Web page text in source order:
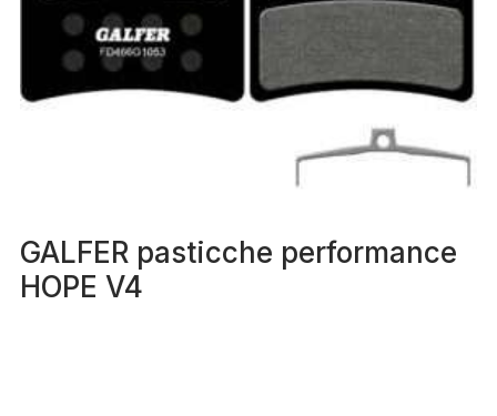
GALFER pasticche performance
HOPE V4